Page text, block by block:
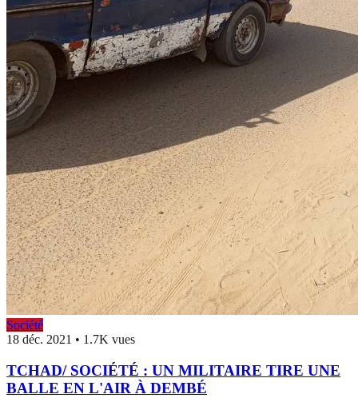
Société
18 déc. 2021 • 1.7K vues
TCHAD/ SOCIÉTÉ : UN MILITAIRE TIRE UNE
BALLE EN L'AIR À DEMBÉ